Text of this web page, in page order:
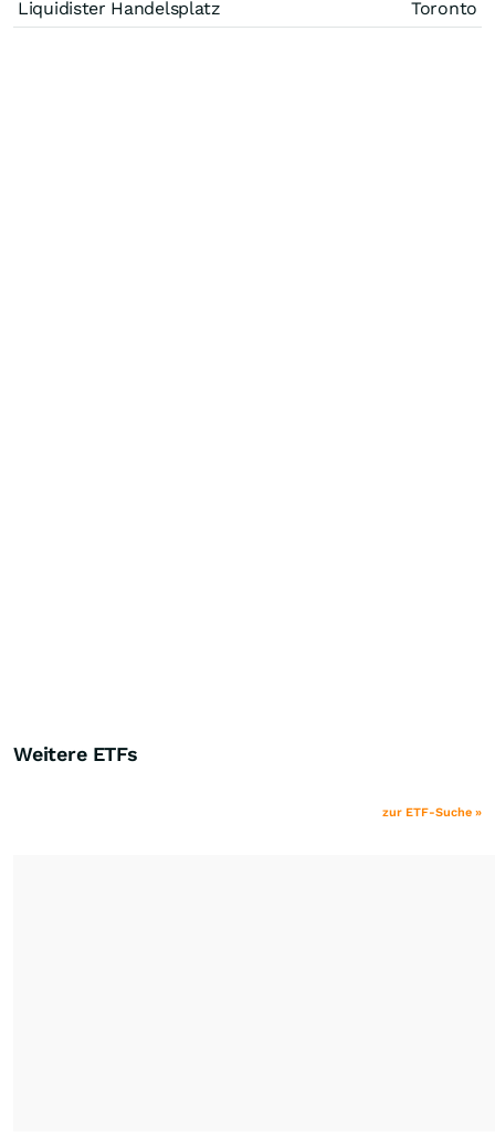
Liquidister Handelsplatz Toronto
Weitere ETFs
zur ETF-Suche »